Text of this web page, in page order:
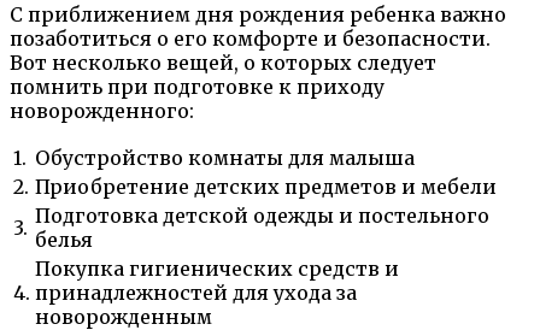
С приближением дня рождения ребенка важно
позаботиться о его комфорте и безопасности.
Вот несколько вещей, о которых следует
помнить при подготовке к приходу
новорожденного:
1. Обустройство комнаты для малыша
2. Приобретение детских предметов и мебели
3. Подготовка детской одежды и постельного
белья
4.
Покупка гигиенических средств и
принадлежностей для ухода за
новорожденным